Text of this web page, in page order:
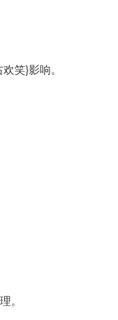
笑}影响。
。